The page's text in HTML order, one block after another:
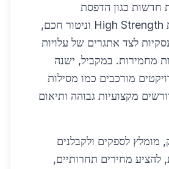
חדשות כגון הדפסת
תלת-מימד, פלדות High Strength וניטור חכם,
לצד אתגרים של עלויות
מחמירות. במקביל, ישנה
מורכבים כמו מסילות
מקצועיות גבוהה ותיאום
מומלץ לספקים ולקבלנים
להציע מחירים תחרותיים,